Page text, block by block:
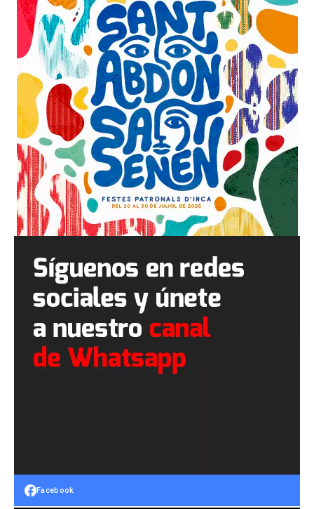
Facebook